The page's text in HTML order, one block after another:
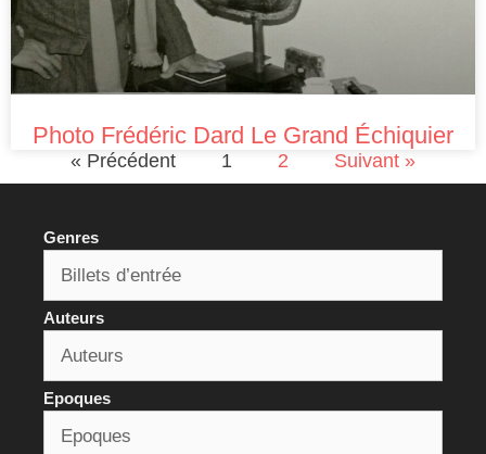
Photo Frédéric Dard Le Grand Échiquier
« Précédent 1 2 Suivant »
Genres
Auteurs
Epoques